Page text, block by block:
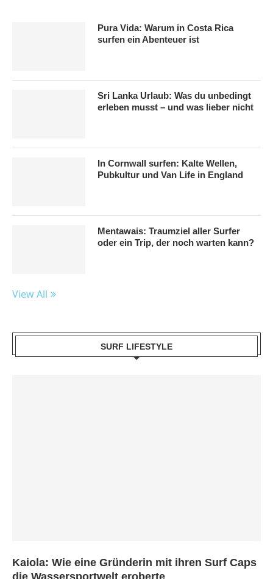
Pura Vida: Warum in Costa Rica
surfen ein Abenteuer ist
Sri Lanka Urlaub: Was du unbedingt
erleben musst – und was lieber nicht
In Cornwall surfen: Kalte Wellen,
Pubkultur und Van Life in England
Mentawais: Traumziel aller Surfer
oder ein Trip, der noch warten kann?
View All
SURF LIFESTYLE
Kaiola: Wie eine Gründerin mit ihren Surf Caps